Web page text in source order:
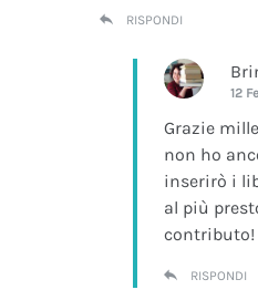
RISPONDI
12
Grazie
non ho
inserirò i
al più
contributo!
RISPONDI